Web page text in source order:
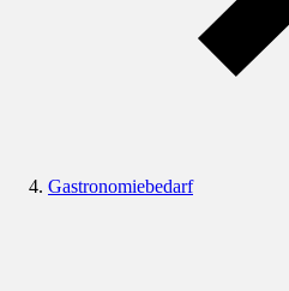
Gastronomiebedarf